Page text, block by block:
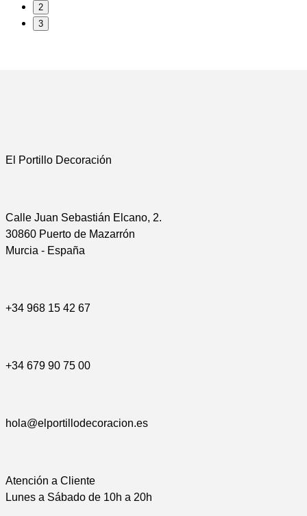
2
3
El Portillo Decoración
Calle Juan Sebastián Elcano, 2.
30860 Puerto de Mazarrón
Murcia - España
+34 968 15 42 67
+34 679 90 75 00
hola@elportillodecoracion.es
Atención a Cliente
Lunes a Sábado de 10h a 20h